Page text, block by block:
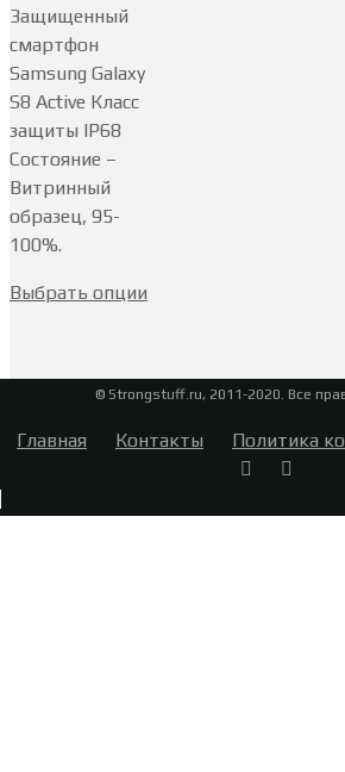
Защищенный
смартфон
Samsung Galaxy
S8 Active Класс
защиты IP68
Состояние –
Витринный
образец, 95-
100%.
Выбрать опции
© Strongstuff.ru, 2011-2020. Все
Главная Контакты Политика